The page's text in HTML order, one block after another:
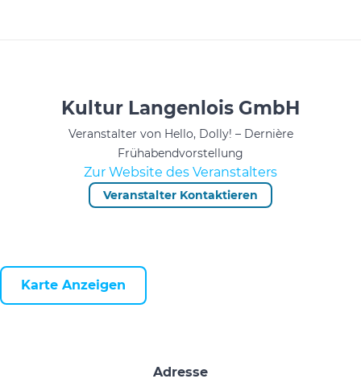
Kultur Langenlois GmbH
Veranstalter von Hello, Dolly! – Dernière
Frühabendvorstellung
Zur Website des Veranstalters
Veranstalter Kontaktieren
Karte Anzeigen
Adresse